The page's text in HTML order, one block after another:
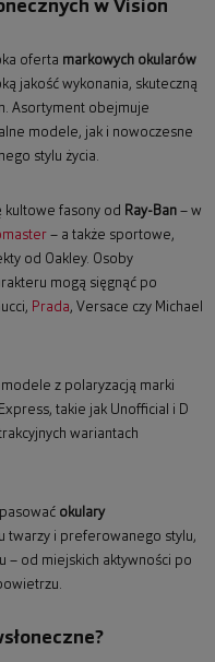
w Vision
oferta markowych okularów
jakość wykonania, skuteczną
Asortyment obejmuje
modele, jak i nowoczesne
stylu życia.
kultowe fasony od Ray-Ban – w
– a także sportowe,
od Oakley. Osoby
mogą sięgnąć po
Prada, Versace czy Michael
z polaryzacją marki
takie jak Unofficial i D
wariantach
okulary
twarzy i preferowanego stylu,
– od miejskich aktywności po